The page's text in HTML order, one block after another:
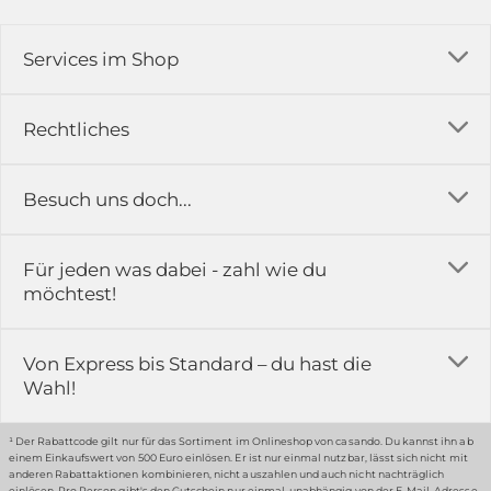
Rechtliches
Impressum
Rückgabe & Reklamation
Widerrufsrecht
Datenschutz-Einstellung
Erklärung zur Barrierefreiheit
Services im Shop
Versandkosten
Erfahrungsberichte & Bewertungen
Kontakt
Karriere
Gewerbekunden
Grounding Page
Besuch uns doch...
in der Ausstellung...
51789 Lindlar
Hinweis:
Für jeden was dabei - zahl wie du
möchtest!
Von Express bis Standard – du hast die
Wahl!
¹ Der Rabattcode gilt nur für das Sortiment im Onlineshop von casando. Du kannst ihn ab
einem Einkaufswert von 500 Euro einlösen. Er ist nur einmal nutzbar, lässt sich nicht mit
anderen Rabattaktionen kombinieren, nicht auszahlen und auch nicht nachträglich